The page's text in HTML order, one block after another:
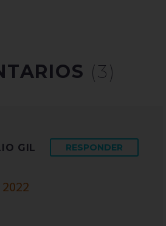
(3)
GIL RESPONDER